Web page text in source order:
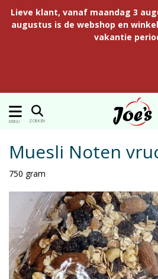
Lieve klant, vanaf maandag 3
augustus is de webshop en
vakantie
MENU ZOEKEN
Muesli Noten
750 gram